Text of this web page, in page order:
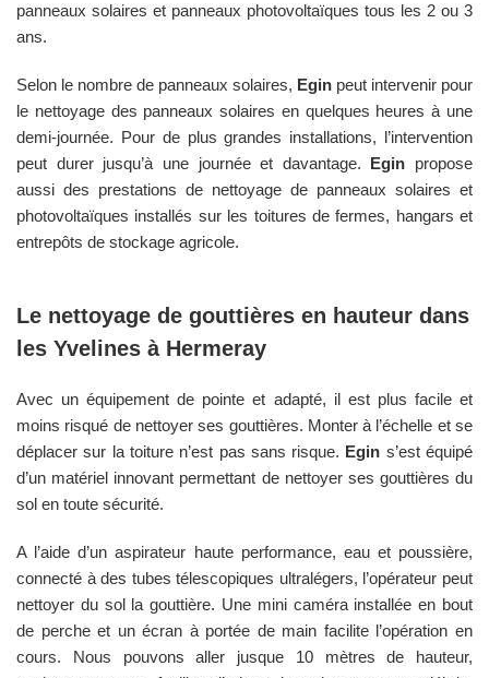
panneaux solaires et panneaux photovoltaïques tous les 2 ou 3
ans.
Selon le nombre de panneaux solaires, Egin peut intervenir pour
le nettoyage des panneaux solaires en quelques heures à une
demi-journée. Pour de plus grandes installations, l’intervention
peut durer jusqu’à une journée et davantage. Egin propose
aussi des prestations de nettoyage de panneaux solaires et
photovoltaïques installés sur les toitures de fermes, hangars et
entrepôts de stockage agricole.
Le nettoyage de gouttières en hauteur dans
les Yvelines à Hermeray
Avec un équipement de pointe et adapté, il est plus facile et
moins risqué de nettoyer ses gouttières. Monter à l’échelle et se
déplacer sur la toiture n’est pas sans risque. Egin s’est équipé
d’un matériel innovant permettant de nettoyer ses gouttières du
sol en toute sécurité.
A l’aide d’un aspirateur haute performance, eau et poussière,
connecté à des tubes télescopiques ultralégers, l’opérateur peut
nettoyer du sol la gouttière. Une mini caméra installée en bout
de perche et un écran à portée de main facilite l’opération en
cours. Nous pouvons aller jusque 10 mètres de hauteur,